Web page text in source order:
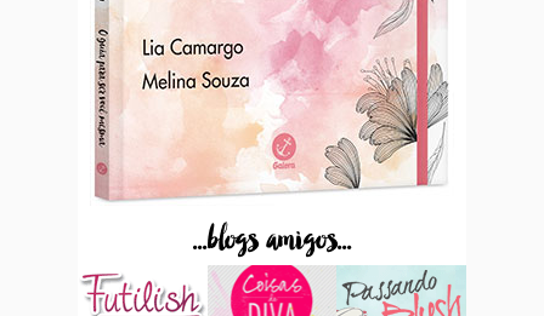
...blogs amigos...